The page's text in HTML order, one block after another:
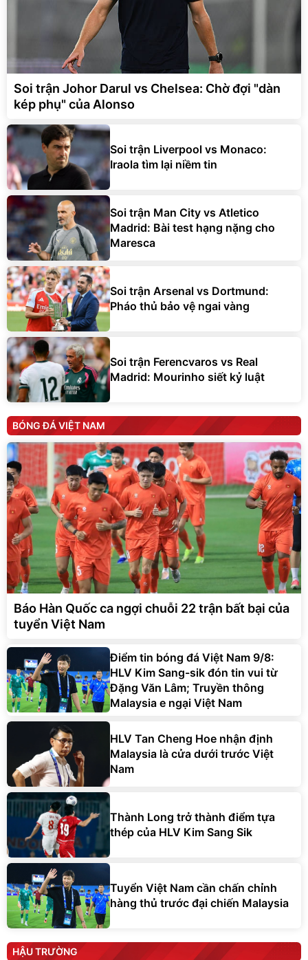
Soi trận Johor Darul vs Chelsea: Chờ đợi "dàn
kép phụ" của Alonso
Soi trận Liverpool vs Monaco:
Iraola tìm lại niềm tin
Soi trận Man City vs Atletico
Madrid: Bài test hạng nặng cho
Maresca
Soi trận Arsenal vs Dortmund:
Pháo thủ bảo vệ ngai vàng
Soi trận Ferencvaros vs Real
Madrid: Mourinho siết kỷ luật
BÓNG ĐÁ VIỆT NAM
Báo Hàn Quốc ca ngợi chuỗi 22 trận bất bại của
tuyển Việt Nam
Điểm tin bóng đá Việt Nam 9/8:
HLV Kim Sang-sik đón tin vui từ
Đặng Văn Lâm; Truyền thông
Malaysia e ngại Việt Nam
HLV Tan Cheng Hoe nhận định
Malaysia là cửa dưới trước Việt
Nam
Thành Long trở thành điểm tựa
thép của HLV Kim Sang Sik
Tuyển Việt Nam cần chấn chỉnh
hàng thủ trước đại chiến Malaysia
HẬU TRƯỜNG